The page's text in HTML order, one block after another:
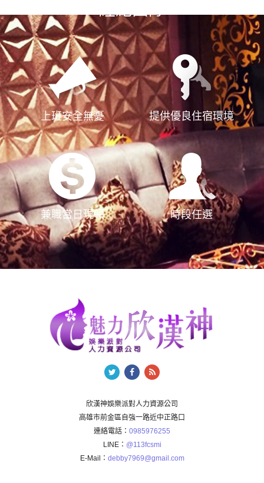
經紀團隊
上班安全無憂 提供優良住宿環境
兼職當日現領 時段任選
欣漢神娛樂派對人力資源公司
高雄市前金區自強一路近中正路口
連絡電話： 0985976255
LINE： @113fcsmi
E-Mail： debby7969@gmail.com